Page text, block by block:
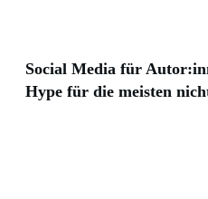
Social Media für
Hype für die meisten